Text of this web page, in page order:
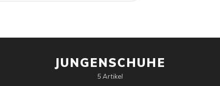
JUNGENSCHUHE
5 Artikel